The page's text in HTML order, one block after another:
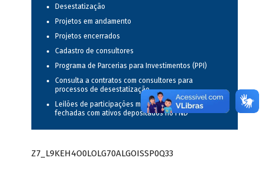
Desestatização
Projetos em andamento
Projetos encerrados
Cadastro de consultores
Programa de Parcerias para Investimentos (PPI)
Consulta a contratos com consultores para
processos de desestatização
Leilões de participações minoritárias em companhias
fechadas com ativos depositados no FND
Z7_L9KEH4O0LOLG70ALGOISSP0Q33